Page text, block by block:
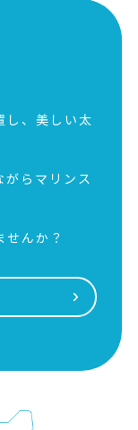
し、美しい太
らマリンス
んか？